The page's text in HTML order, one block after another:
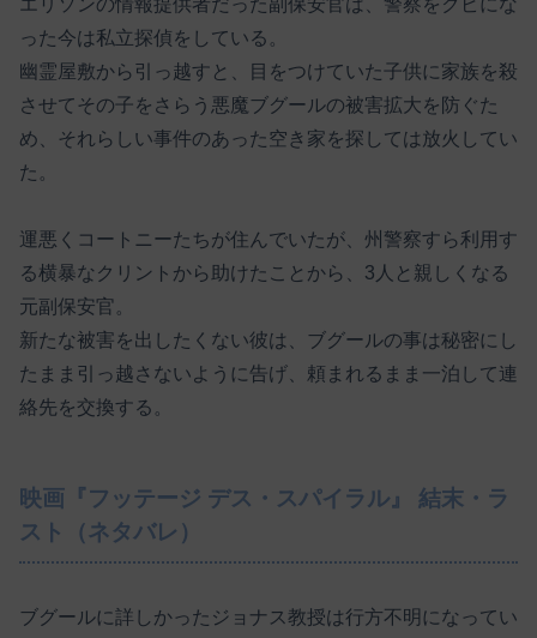
った今は私立探偵をしている。
幽霊屋敷から引っ越すと、目をつけていた子供に家族を殺
させてその子をさらう悪魔ブグールの被害拡大を防ぐた
め、それらしい事件のあった空き家を探しては放火してい
た。
運悪くコートニーたちが住んでいたが、州警察すら利用す
る横暴なクリントから助けたことから、3人と親しくなる
元副保安官。
新たな被害を出したくない彼は、ブグールの事は秘密にし
たまま引っ越さないように告げ、頼まれるまま一泊して連
絡先を交換する。
映画『フッテージ デス・スパイラル』 結末・ラ
スト（ネタバレ）
ブグールに詳しかったジョナス教授は行方不明になってい